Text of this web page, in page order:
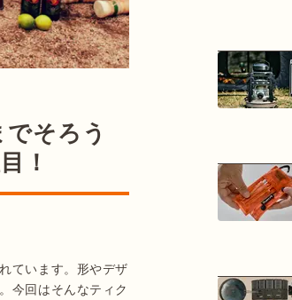
そろう
！
ています。形やデザ
今回はそんなティク